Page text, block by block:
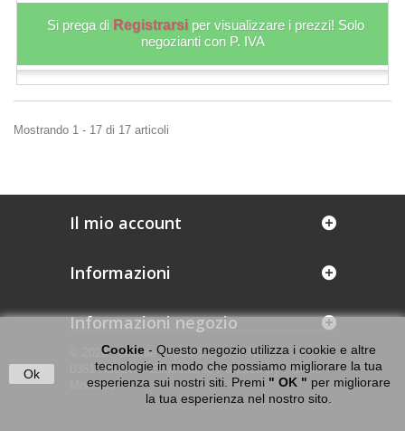
Ok
Cookie - Questo negozio utilizza i cookie e altre
tecnologie in modo che possiamo migliorare la tua
esperienza sui nostri siti. Premi " OK " per migliorare
la tua esperienza nel nostro sito.
Si prega di Registrarsi per visualizzare i prezzi! Solo
negozianti con P. IVA
Mostrando 1 - 17 di 17 articoli
Il mio account
Informazioni
© 2026 - Oriente Import S.R.L - P.IVA
03514450240 - Ecommerce Powered By : Giulio
Moresco
Informazioni negozio